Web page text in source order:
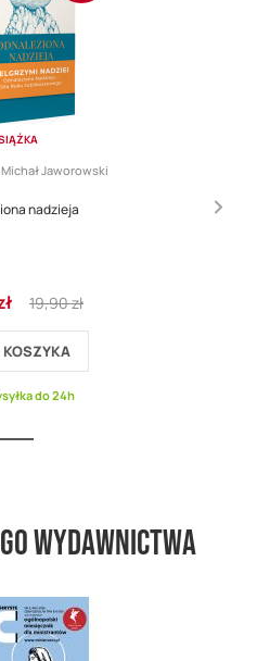
Jaworowski
nadzieja
Regular
Price
19,90 zł
KOSZYKA
do 24h
wydawnictwa